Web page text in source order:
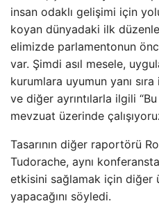
insan odaklı gelişimi için
koyan dünyadaki ilk
elimizde parlamentonun
var. Şimdi asıl mesele,
kurumlara uyumun yanı
ve diğer ayrıntılarla ilgili
mevzuat üzerinde
Tasarının diğer raportörü
Tudorache, aynı
etkisini sağlamak için diğer
yapacağını söyledi.